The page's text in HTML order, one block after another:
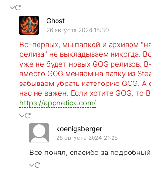
Ghost
26 августа 2024 15:30
Во-первых, мы папкой и архивом
релиза" не выкладываем никогда.
уже не будет новых GOG релизов.
вместо GOG меняем на папку из
забываем убрать категорию GOG. А
нас не важен. Если хотите GOG, то
https://appnetica.com/
koenigsberger
26 августа 2024 21:25
Все понял, спасибо за